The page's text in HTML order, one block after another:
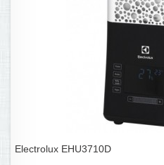
Electrolux EHU3710D